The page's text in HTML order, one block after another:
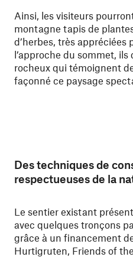
Ainsi, les visiteurs
montagne tapis de
d’herbes, très appréciées
l’approche du sommet,
rocheux qui témoignent
façonné ce paysage
Des techniques de
respectueuses de la
Le sentier existant
avec quelques tronçons
grâce à un financement
Hurtigruten, Friends of